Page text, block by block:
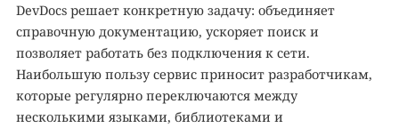
DevDocs решает конкретную задачу: объединяет
справочную документацию, ускоряет поиск и
позволяет работать без подключения к сети.
Наибольшую пользу сервис приносит разработчикам,
которые регулярно переключаются между
несколькими языками, библиотеками и